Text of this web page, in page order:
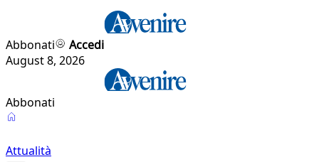
Abbonati
Accedi
August 8, 2026
Abbonati
Attualità